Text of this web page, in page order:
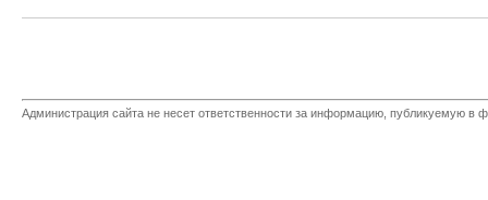
Администрация сайта не несет ответственности за информацию, публикуемую